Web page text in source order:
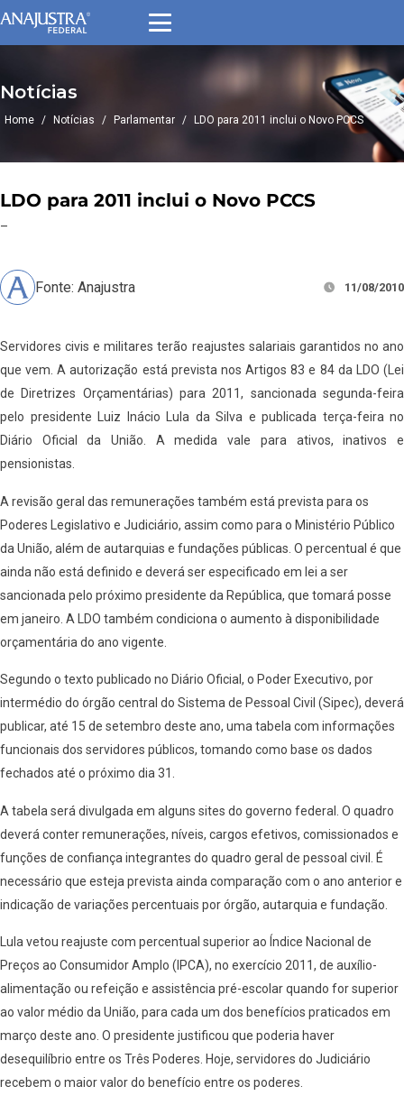
Notícias
Home / Notícias / Parlamentar / LDO para 2011 inclui o Novo PCCS
LDO para 2011 inclui o Novo PCCS
–
Fonte: Anajustra 11/08/2010
Servidores civis e militares terão reajustes salariais garantidos no ano
que vem. A autorização está prevista nos Artigos 83 e 84 da LDO (Lei
de Diretrizes Orçamentárias) para 2011, sancionada segunda-feira
pelo presidente Luiz Inácio Lula da Silva e publicada terça-feira no
Diário Oficial da União. A medida vale para ativos, inativos e
pensionistas.
A revisão geral das remunerações também está prevista para os
Poderes Legislativo e Judiciário, assim como para o Ministério Público
da União, além de autarquias e fundações públicas. O percentual é que
ainda não está definido e deverá ser especificado em lei a ser
sancionada pelo próximo presidente da República, que tomará posse
em janeiro. A LDO também condiciona o aumento à disponibilidade
orçamentária do ano vigente.
Segundo o texto publicado no Diário Oficial, o Poder Executivo, por
intermédio do órgão central do Sistema de Pessoal Civil (Sipec), deverá
publicar, até 15 de setembro deste ano, uma tabela com informações
funcionais dos servidores públicos, tomando como base os dados
fechados até o próximo dia 31.
A tabela será divulgada em alguns sites do governo federal. O quadro
deverá conter remunerações, níveis, cargos efetivos, comissionados e
funções de confiança integrantes do quadro geral de pessoal civil. É
necessário que esteja prevista ainda comparação com o ano anterior e
indicação de variações percentuais por órgão, autarquia e fundação.
Lula vetou reajuste com percentual superior ao Índice Nacional de
Preços ao Consumidor Amplo (IPCA), no exercício 2011, de auxílio-
alimentação ou refeição e assistência pré-escolar quando for superior
ao valor médio da União, para cada um dos benefícios praticados em
março deste ano. O presidente justificou que poderia haver
desequilíbrio entre os Três Poderes. Hoje, servidores do Judiciário
recebem o maior valor do benefício entre os poderes.